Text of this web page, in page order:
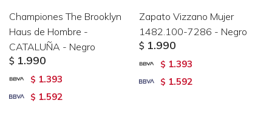
Championes The Brooklyn
Haus de Hombre -
CATALUÑA - Negro
$ 1.990
$ 1.393
$ 1.592
Zapato Vizzano Mujer
1482.100-7286 - Negro
$ 1.990
$ 1.393
$ 1.592